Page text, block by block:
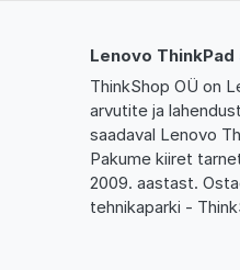
Lenovo ThinkPad
ThinkShop OÜ on
arvutite ja
saadaval Lenovo
Pakume kiiret
2009. aastast.
tehnikaparki -